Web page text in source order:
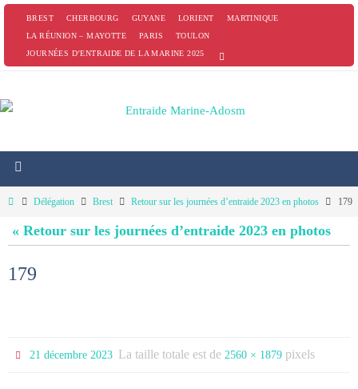
PasserBREST CHERBOURG GUYANE LORIENT
MARTINIQUE
LA RÉUNION – MAYOTTE
PARIS
TOULON
JOURNÉES D’ENTRAIDE DE LA MARINE 2025
HomeDélégation Brest Retour sur les journées d’entraide 2023 en photos 179
« Retour sur les journées d’entraide 2023 en photos
179
21 décembre 2023 La taille totale est de 2560 × 1879 pixels